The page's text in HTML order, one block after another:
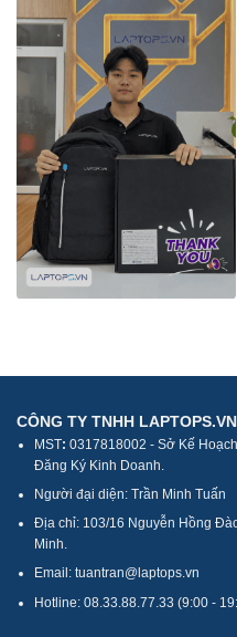
CÔNG TY TNHH LAPTOPS.VN
MST: 0317818002 - Sở Kế
Đăng Ký Kinh Doanh.
Người đại diện: Trần Minh Tuấn
Địa chỉ: 103/16 Nguyễn Hồng
Minh.
Email: tuantran@laptops.vn
Hotline: 08.33.88.77.33 (9:00 -